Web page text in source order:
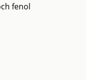
fenol